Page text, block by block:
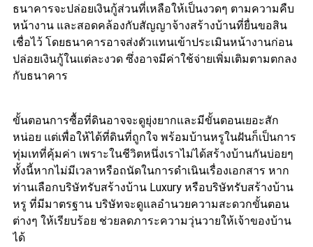
ธนาคารจะปล่อยเงินกู้ส่วนที่เหลือให้เป็นงวดๆ ตามความคืบ
หน้างาน และสอดคล้องกับสัญญาจ้างสร้างบ้านที่ยื่นขอสิน
เชื่อไว้ โดยธนาคารอาจส่งตัวแทนเข้าประเมินหน้างานก่อน
ปล่อยเงินกู้ในแต่ละงวด ซึ่งอาจมีค่าใช้จ่ายเพิ่มเติมตามตกลง
กับธนาคาร
ขั้นตอนการซื้อที่ดินอาจจะดูยุ่งยากและมีขั้นตอนเยอะสัก
หน่อย แต่เพื่อให้ได้ที่ดินที่ถูกใจ พร้อมบ้านหรูในฝันก็เป็นการ
ทุ่มเทที่คุ้มค่า เพราะในชีวิตหนึ่งเราไม่ได้สร้างบ้านกันบ่อยๆ
ทั้งนี้หากไม่มีเวลาหรือถนัดในการดำเนินเรื่องเอกสาร หาก
ท่านเลือกบริษัทรับสร้างบ้าน Luxury หรือบริษัทรับสร้างบ้าน
หรู ที่มีมาตรฐาน บริษัทจะดูแลอำนวยความสะดวกขั้นตอน
ต่างๆ ให้เรียบร้อย ช่วยลดภาระความวุ่นวายให้เจ้าของบ้าน
ได้